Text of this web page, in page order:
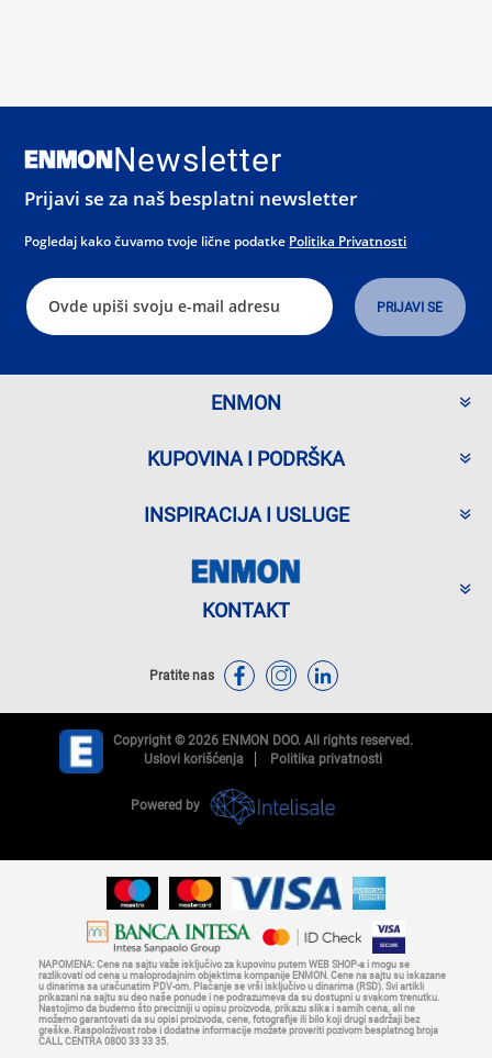
Newsletter
Prijavi se za naš besplatni newsletter
Pogledaj kako čuvamo tvoje lične podatke Politika Privatnosti
ENMON
KUPOVINA I PODRŠKA
INSPIRACIJA I USLUGE
KONTAKT
Pratite nas
Copyright © 2026 ENMON DOO. All rights reserved.
Uslovi korišćenja
Politika privatnosti
Powered by
NAPOMENA: Cene na sajtu važe isključivo za kupovinu putem WEB SHOP-a i mogu se
razlikovati od cena u maloprodajnim objektima kompanije ENMON. Cene na sajtu su iskazane
u dinarima sa uračunatim PDV-om. Plaćanje se vrši isključivo u dinarima (RSD). Svi artikli
prikazani na sajtu su deo naše ponude i ne podrazumeva da su dostupni u svakom trenutku.
Nastojimo da budemo što precizniji u opisu proizvoda, prikazu slika i samih cena, ali ne
možemo garantovati da su opisi proizvoda, cene, fotografije ili bilo koji drugi sadržaji bez
greške. Raspoloživost robe i dodatne informacije možete proveriti pozivom besplatnog broja
CALL CENTRA 0800 33 33 35.